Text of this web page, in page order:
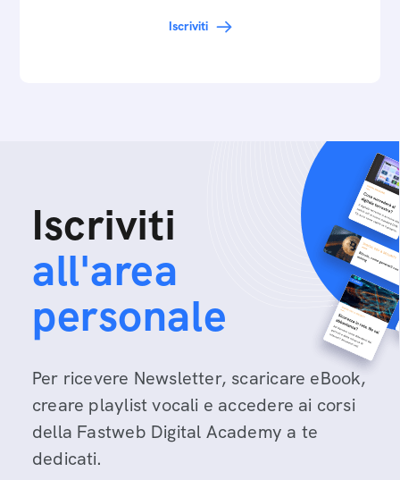
Iscriviti
Iscriviti
all'area
personale
Per ricevere Newsletter, scaricare eBook,
creare playlist vocali e accedere ai corsi
della Fastweb Digital Academy a te
dedicati.